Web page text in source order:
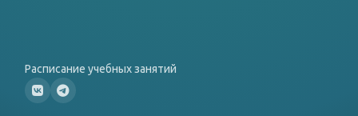
Расписание учебных занятий